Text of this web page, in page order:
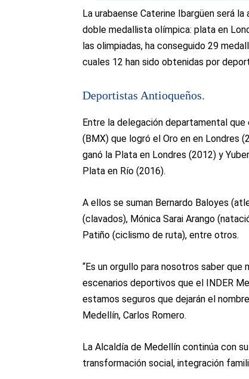
La urabaense Caterine Ibargüen será
doble medallista olímpica: plata en
las olimpiadas, ha conseguido 29
cuales 12 han sido obtenidas por
Deportistas Antioqueños.
Entre la delegación departamental
(BMX) que logró el Oro en en Londres
ganó la Plata en Londres (2012) y
Plata en Río (2016).
A ellos se suman Bernardo Baloyes
(clavados), Mónica Sarai Arango
Patiño (ciclismo de ruta), entre otros.
“Es un orgullo para nosotros saber
escenarios deportivos que el INDER
estamos seguros que dejarán el
Medellín, Carlos Romero.
La Alcaldía de Medellín continúa con
transformación social, integración